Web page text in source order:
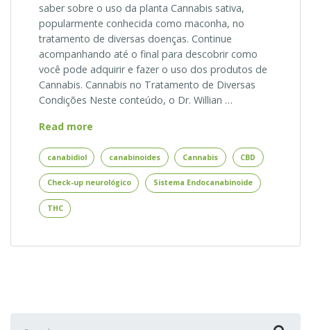
saber sobre o uso da planta Cannabis sativa,
popularmente conhecida como maconha, no
tratamento de diversas doenças. Continue
acompanhando até o final para descobrir como
você pode adquirir e fazer o uso dos produtos de
Cannabis. Cannabis no Tratamento de Diversas
Condições Neste conteúdo, o Dr. Willian …
Read more
o
Cérebro
canabidiol canabinoides Cannabis CBD
Check-up neurológico Sistema Endocanabinoide
THC